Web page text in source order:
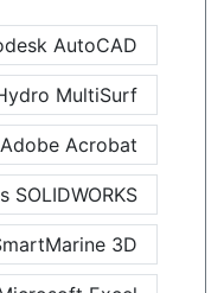
AutoCAD
MultiSurf
Acrobat
SOLIDWORKS
3D